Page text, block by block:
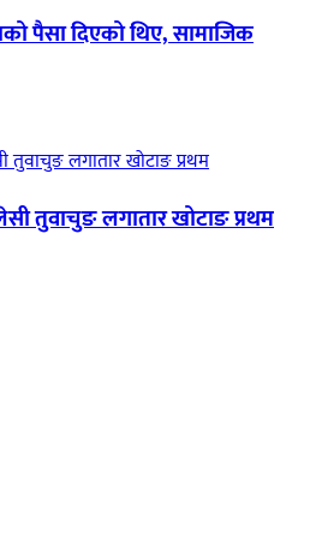
पैसा दिएको थिए, सामाजिक
तुवाचुङ लगातार खोटाङ प्रथम